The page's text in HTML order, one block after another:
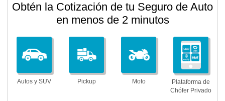
Obtén la Cotización de tu Seguro de Auto
en menos de 2 minutos
Autos y SUV Pickup Moto
Plataforma de
Chófer Privado